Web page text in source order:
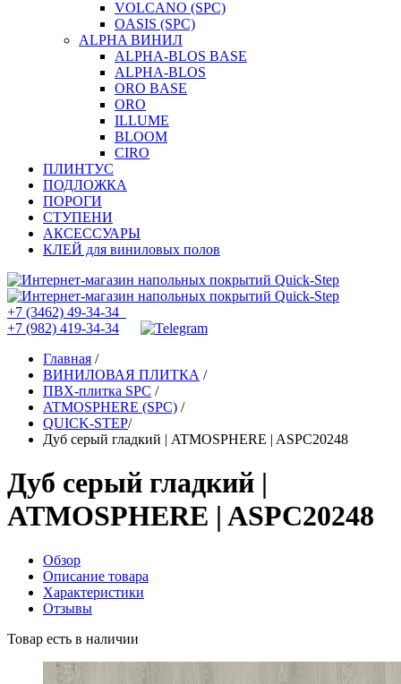
VOLCANO (SPC)
OASIS (SPC)
ALPHA ВИНИЛ
ALPHA-BLOS BASE
ALPHA-BLOS
ORO BASE
ORO
ILLUME
BLOOM
CIRO
ПЛИНТУС
ПОДЛОЖКА
ПОРОГИ
СТУПЕНИ
АКСЕССУАРЫ
КЛЕЙ для виниловых полов
+7 (3462) 49-34-34
+7 (982) 419-34-34
Главная /
ВИНИЛОВАЯ ПЛИТКА /
ПВХ-плитка SPC /
ATMOSPHERE (SPC) /
QUICK-STEP/
Дуб серый гладкий | ATMOSPHERE | ASPC20248
Дуб серый гладкий |
ATMOSPHERE | ASPC20248
Обзор
Описание товара
Характеристики
Отзывы
Товар есть в наличии